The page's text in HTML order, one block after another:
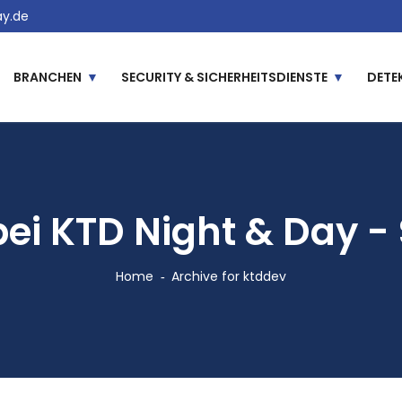
BRANCHEN SECURITY & SICHERHEITSDIENSTE
KTD Night & Day -
Home Archive for ktddev